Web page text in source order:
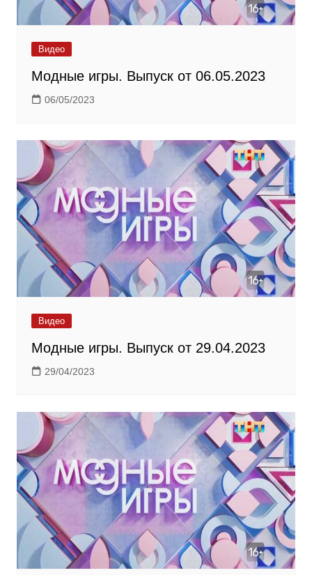
Видео
Модные игры. Выпуск от 06.05.2023
06/05/2023
Видео
Модные игры. Выпуск от 29.04.2023
29/04/2023